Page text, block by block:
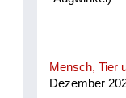
Mensch, Tier
Dezember